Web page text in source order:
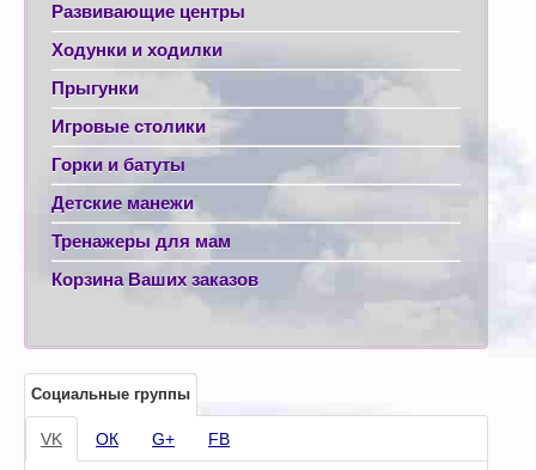
Развивающие центры
Ходунки и ходилки
Прыгунки
Игровые столики
Горки и батуты
Детские манежи
Тренажеры для мам
Корзина Ваших заказов
Социальные группы
VK ОК G+ FB